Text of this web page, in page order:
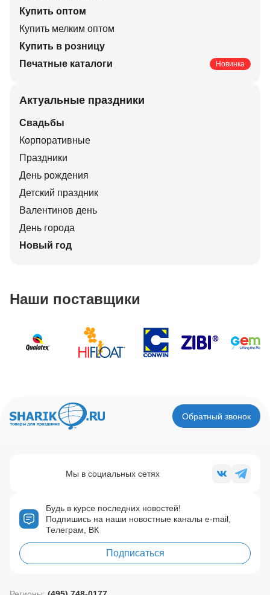
Купить оптом
Купить мелким оптом
Купить в розницу
Печатные каталоги
Новинка
Актуальные праздники
Свадьбы
Корпоративные
Праздники
День рождения
Детский праздник
Валентинов день
День города
Новый год
Наши поставщики
Обратный звонок
Будь в курсе последних новостей!
Подпишись на наши новостные каналы e-mail,
Телеграм, ВК
Подписаться
Мы в социальных сетях